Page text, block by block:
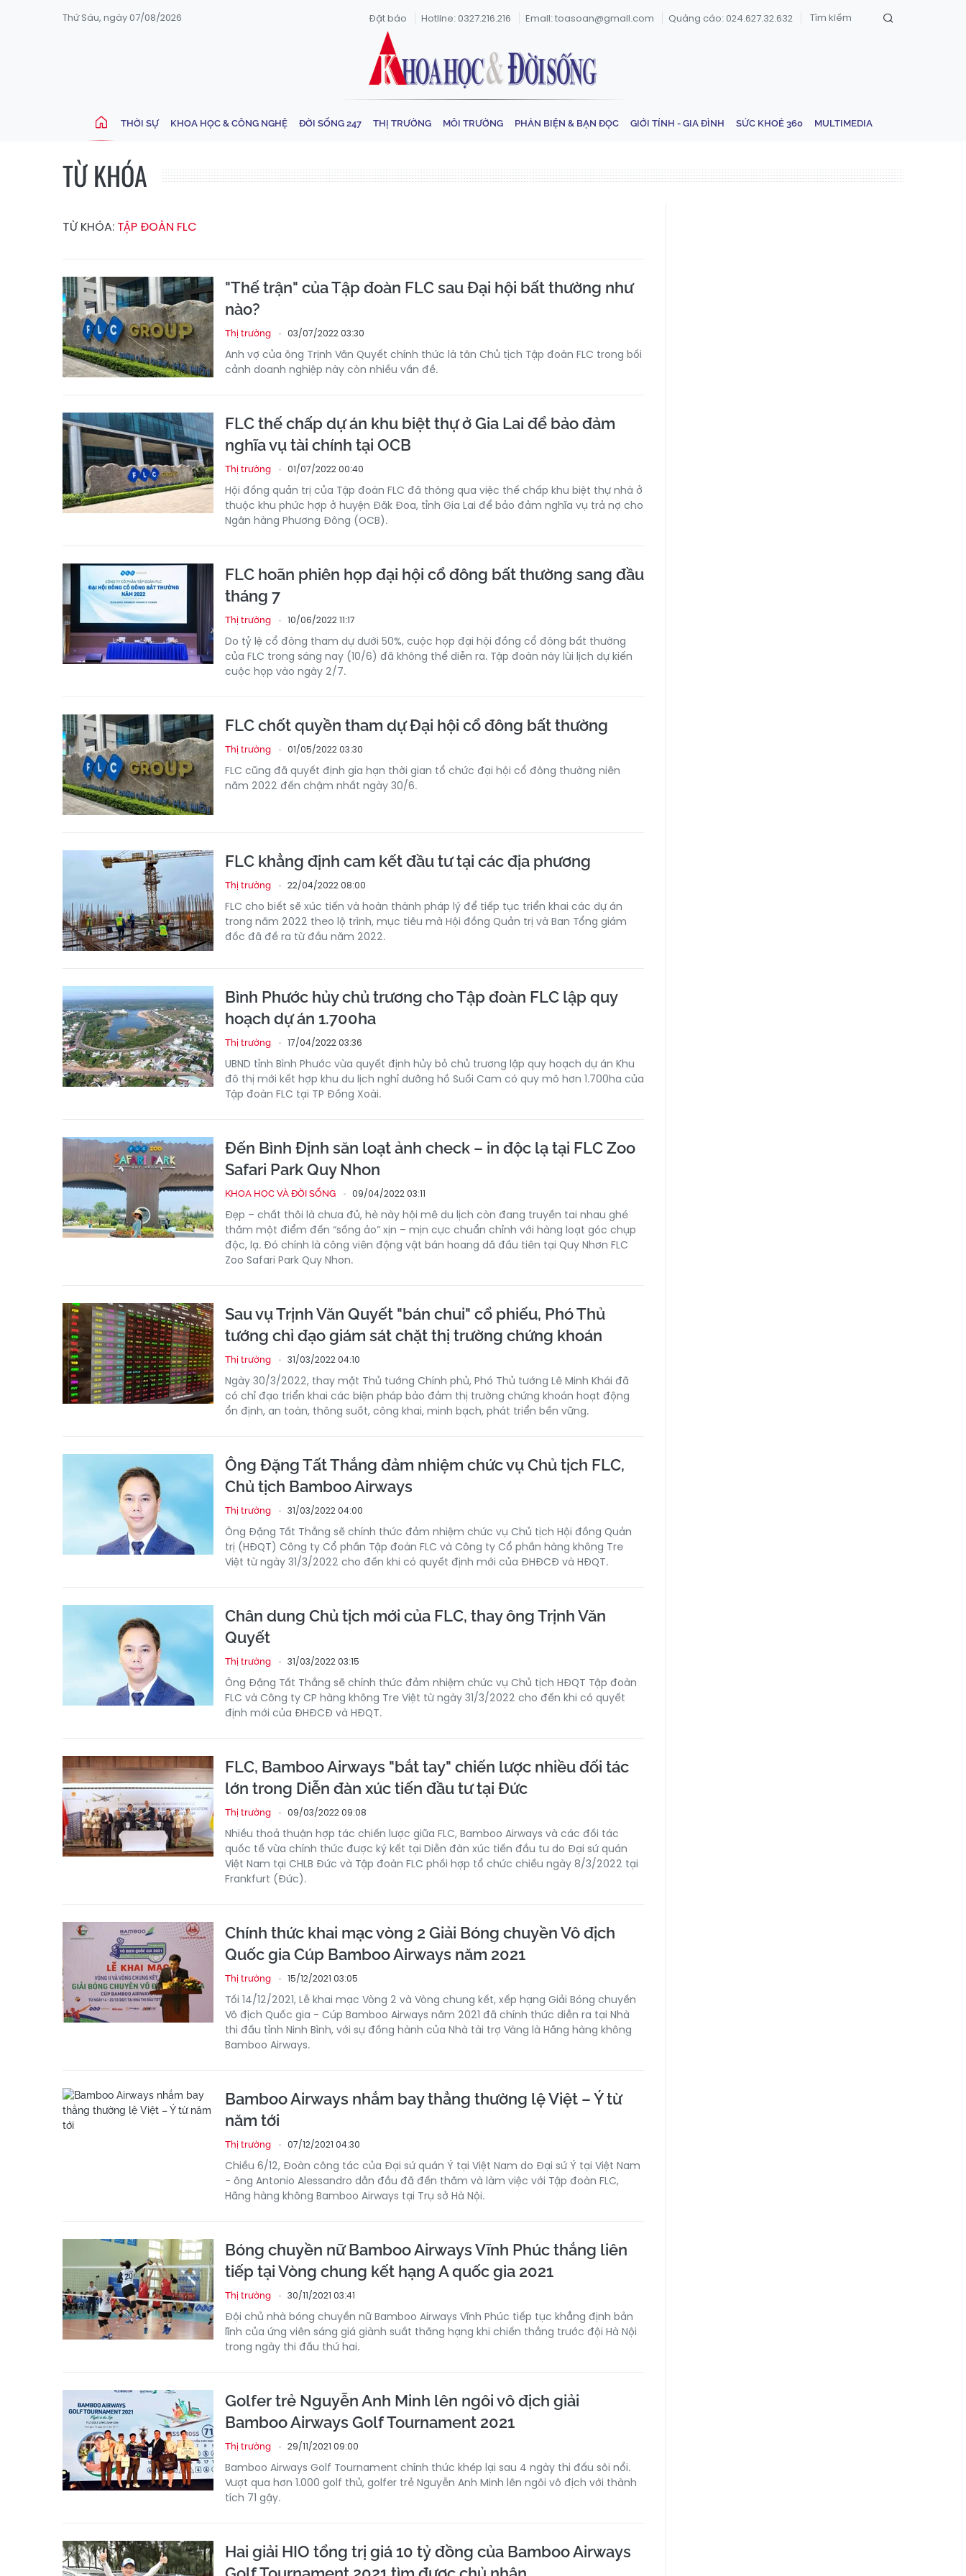
Thứ Sáu, ngày 07/08/2026 Đặt báo Hotline: 0327.216.216 Email: toasoan@gmail.com Quảng cáo: 024.627.32.632
THỜI SỰ KHOA HỌC & CÔNG NGHỆ ĐỜI SỐNG 247 THỊ TRƯỜNG MÔI TRƯỜNG PHẢN BIỆN & BẠN ĐỌC GIỚI TÍNH - GIA ĐÌNH SỨC KHOẺ 360 MULTIMEDIA
TỪ KHÓA
TỪ KHÓA: TẬP ĐOÀN FLC
"Thế trận" của Tập đoàn FLC sau Đại hội bất thường như
nào?
Thị trường 03/07/2022 03:30
Anh vợ của ông Trịnh Văn Quyết chính thức là tân Chủ tịch Tập đoàn FLC trong bối
cảnh doanh nghiệp này còn nhiều vấn đề.
FLC thế chấp dự án khu biệt thự ở Gia Lai để bảo đảm
nghĩa vụ tài chính tại OCB
Thị trường 01/07/2022 00:40
Hội đồng quản trị của Tập đoàn FLC đã thông qua việc thế chấp khu biệt thự nhà ở
thuộc khu phức hợp ở huyện Đăk Đoa, tỉnh Gia Lai để bảo đảm nghĩa vụ trả nợ cho
Ngân hàng Phương Đông (OCB).
FLC hoãn phiên họp đại hội cổ đông bất thường sang đầu
tháng 7
Thị trường 10/06/2022 11:17
Do tỷ lệ cổ đông tham dự dưới 50%, cuộc họp đại hội đồng cổ đông bất thường
của FLC trong sáng nay (10/6) đã không thể diễn ra. Tập đoàn này lùi lịch dự kiến
cuộc họp vào ngày 2/7.
FLC chốt quyền tham dự Đại hội cổ đông bất thường
Thị trường 01/05/2022 03:30
FLC cũng đã quyết định gia hạn thời gian tổ chức đại hội cổ đông thường niên
năm 2022 đến chậm nhất ngày 30/6.
FLC khẳng định cam kết đầu tư tại các địa phương
Thị trường 22/04/2022 08:00
FLC cho biết sẽ xúc tiến và hoàn thành pháp lý để tiếp tục triển khai các dự án
trong năm 2022 theo lộ trình, mục tiêu mà Hội đồng Quản trị và Ban Tổng giám
đốc đã đề ra từ đầu năm 2022.
Bình Phước hủy chủ trương cho Tập đoàn FLC lập quy
hoạch dự án 1.700ha
Thị trường 17/04/2022 03:36
UBND tỉnh Bình Phước vừa quyết định hủy bỏ chủ trương lập quy hoạch dự án Khu
đô thị mới kết hợp khu du lịch nghỉ dưỡng hồ Suối Cam có quy mô hơn 1.700ha của
Tập đoàn FLC tại TP Đồng Xoài.
Đến Bình Định săn loạt ảnh check – in độc lạ tại FLC Zoo
Safari Park Quy Nhon
KHOA HỌC VÀ ĐỜI SỐNG 09/04/2022 03:11
Đẹp – chất thôi là chưa đủ, hè này hội mê du lịch còn đang truyền tai nhau ghé
thăm một điểm đến “sống ảo” xịn – mịn cực chuẩn chỉnh với hàng loạt góc chụp
độc, lạ. Đó chính là công viên động vật bán hoang dã đầu tiên tại Quy Nhơn FLC
Zoo Safari Park Quy Nhon.
Sau vụ Trịnh Văn Quyết "bán chui" cổ phiếu, Phó Thủ
tướng chỉ đạo giám sát chặt thị trường chứng khoán
Thị trường 31/03/2022 04:10
Ngày 30/3/2022, thay mặt Thủ tướng Chính phủ, Phó Thủ tướng Lê Minh Khái đã
có chỉ đạo triển khai các biện pháp bảo đảm thị trường chứng khoán hoạt động
ổn định, an toàn, thông suốt, công khai, minh bạch, phát triển bền vững.
Ông Đặng Tất Thắng đảm nhiệm chức vụ Chủ tịch FLC,
Chủ tịch Bamboo Airways
Thị trường 31/03/2022 04:00
Ông Đặng Tất Thắng sẽ chính thức đảm nhiệm chức vụ Chủ tịch Hội đồng Quản
trị (HĐQT) Công ty Cổ phần Tập đoàn FLC và Công ty Cổ phần hàng không Tre
Việt từ ngày 31/3/2022 cho đến khi có quyết định mới của ĐHĐCĐ và HĐQT.
Chân dung Chủ tịch mới của FLC, thay ông Trịnh Văn
Quyết
Thị trường 31/03/2022 03:15
Ông Đặng Tất Thắng sẽ chính thức đảm nhiệm chức vụ Chủ tịch HĐQT Tập đoàn
FLC và Công ty CP hàng không Tre Việt từ ngày 31/3/2022 cho đến khi có quyết
định mới của ĐHĐCĐ và HĐQT.
FLC, Bamboo Airways "bắt tay" chiến lược nhiều đối tác
lớn trong Diễn đàn xúc tiến đầu tư tại Đức
Thị trường 09/03/2022 09:08
Nhiều thoả thuận hợp tác chiến lược giữa FLC, Bamboo Airways và các đối tác
quốc tế vừa chính thức được ký kết tại Diễn đàn xúc tiến đầu tư do Đại sứ quán
Việt Nam tại CHLB Đức và Tập đoàn FLC phối hợp tổ chức chiều ngày 8/3/2022 tại
Frankfurt (Đức).
Chính thức khai mạc vòng 2 Giải Bóng chuyền Vô địch
Quốc gia Cúp Bamboo Airways năm 2021
Thị trường 15/12/2021 03:05
Tối 14/12/2021, Lễ khai mạc Vòng 2 và Vòng chung kết, xếp hạng Giải Bóng chuyền
Vô địch Quốc gia - Cúp Bamboo Airways năm 2021 đã chính thức diễn ra tại Nhà
thi đấu tỉnh Ninh Bình, với sự đồng hành của Nhà tài trợ Vàng là Hãng hàng không
Bamboo Airways.
Bamboo Airways nhắm bay thẳng thường lệ Việt – Ý từ
năm tới
Thị trường 07/12/2021 04:30
Chiều 6/12, Đoàn công tác của Đại sứ quán Ý tại Việt Nam do Đại sứ Ý tại Việt Nam
- ông Antonio Alessandro dẫn đầu đã đến thăm và làm việc với Tập đoàn FLC,
Hãng hàng không Bamboo Airways tại Trụ sở Hà Nội.
Bóng chuyền nữ Bamboo Airways Vĩnh Phúc thắng liên
tiếp tại Vòng chung kết hạng A quốc gia 2021
Thị trường 30/11/2021 03:41
Đội chủ nhà bóng chuyền nữ Bamboo Airways Vĩnh Phúc tiếp tục khẳng định bản
lĩnh của ứng viên sáng giá giành suất thăng hạng khi chiến thắng trước đội Hà Nội
trong ngày thi đấu thứ hai.
Golfer trẻ Nguyễn Anh Minh lên ngôi vô địch giải
Bamboo Airways Golf Tournament 2021
Thị trường 29/11/2021 09:00
Bamboo Airways Golf Tournament chính thức khép lại sau 4 ngày thi đấu sôi nổi.
Vượt qua hơn 1.000 golf thủ, golfer trẻ Nguyễn Anh Minh lên ngôi vô địch với thành
tích 71 gậy.
Hai giải HIO tổng trị giá 10 tỷ đồng của Bamboo Airways